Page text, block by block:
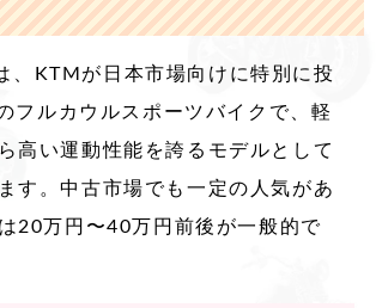
、KTMが日本市場向けに特別に投
フルカウルスポーツバイクで、軽
高い運動性能を誇るモデルとして
す。中古市場でも一定の人気があ
20万円〜40万円前後が一般的で